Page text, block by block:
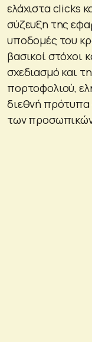
ελάχιστα clicks
σύζευξη της
υποδομές του
βασικοί στόχοι
σχεδιασμό και
πορτοφολιού,
διεθνή πρότυπα
των